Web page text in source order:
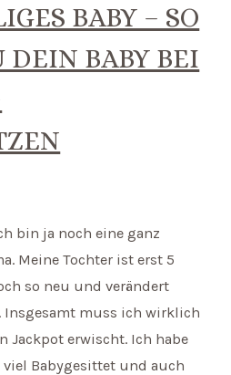
BABY – SO
DEIN BABY BEI
bin ja noch eine ganz
Meine Tochter ist erst 5
so neu und verändert
Insgesamt muss ich wirklich
Jackpot erwischt. Ich habe
Babygesittet und auch